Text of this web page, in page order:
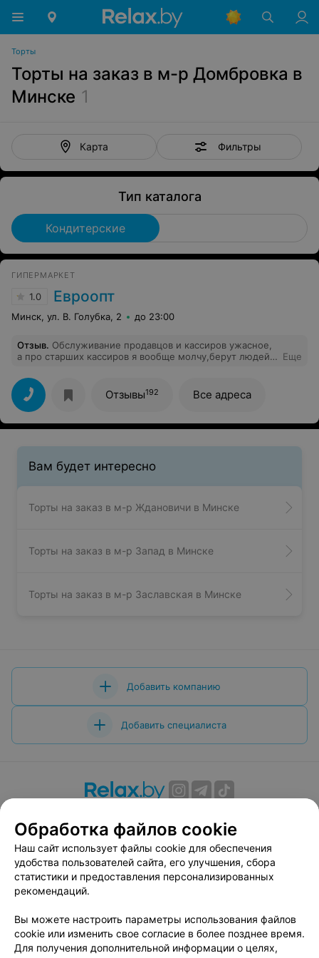
Торты
Торты на заказ в м-р Домбровка в
Минске 1
Карта Фильтры
Тип каталога
Кондитерские
ГИПЕРМАРКЕТ
1.0 Евроопт
Минск, ул. В. Голубка, 2 до 23:00
Отзыв. Обслуживание продавцов и кассиров ужасное,
а про старших кассиров я вообще молчу,берут людей с
советую покупать.Магазин ужассссный!
Еще
Отзывы192 Все адреса
Вам будет интересно
Торты на заказ в м-р Ждановичи в Минске
Торты на заказ в м-р Запад в Минске
Торты на заказ в м-р Заславская в Минске
Добавить компанию
Добавить специалиста
Вакансии
Публичный договор
Способы оплаты
Публичный договор по использованию сервиса
«Афиша»
Пользовательское соглашение
Связаться по вопросам сотрудничества
Написать руководителю relax.by
Обработка файлов cookie
Наш сайт использует файлы cookie для обеспечения
удобства пользователей сайта, его улучшения, сбора
статистики и предоставления персонализированных
рекомендаций.
Вы можете настроить параметры использования файлов
cookie или изменить свое согласие в более позднее время.
Для получения дополнительной информации о целях,